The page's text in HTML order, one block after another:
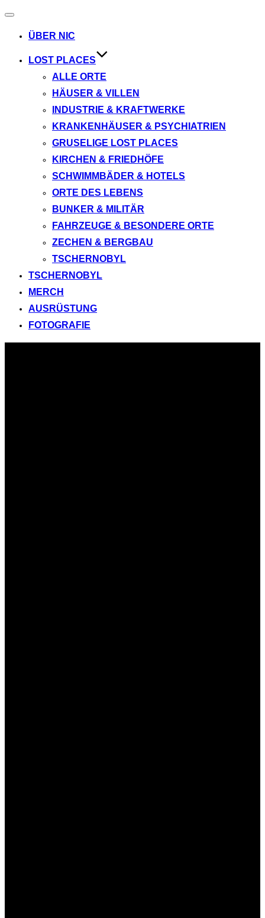
Navigation
ÜBER NIC
LOST PLACES
ALLE ORTE
HÄUSER & VILLEN
INDUSTRIE & KRAFTWERKE
KRANKENHÄUSER & PSYCHIATRIEN
GRUSELIGE LOST PLACES
KIRCHEN & FRIEDHÖFE
SCHWIMMBÄDER & HOTELS
ORTE DES LEBENS
BUNKER & MILITÄR
FAHRZEUGE & BESONDERE ORTE
ZECHEN & BERGBAU
TSCHERNOBYL
TSCHERNOBYL
MERCH
AUSRÜSTUNG
FOTOGRAFIE